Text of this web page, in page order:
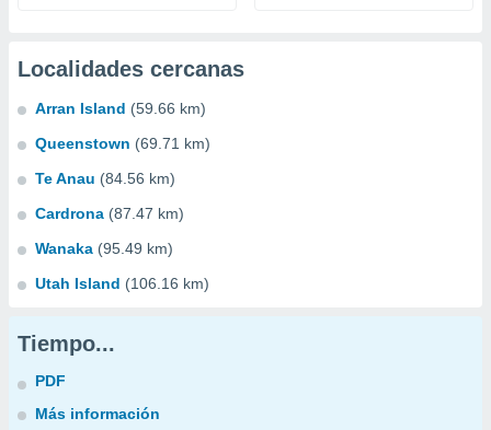
Localidades cercanas
Arran Island (59.66 km)
Queenstown (69.71 km)
Te Anau (84.56 km)
Cardrona (87.47 km)
Wanaka (95.49 km)
Utah Island (106.16 km)
Tiempo...
PDF
Más información